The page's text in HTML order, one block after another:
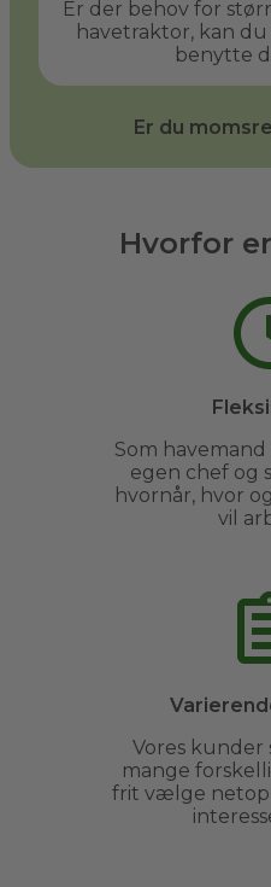
Er der behov for
havetraktor, kan
benytte
Er du
Hvorfor
Som
egen chef og
hvornår, hvor
vil
Vores kunder
mange
frit vælge netop